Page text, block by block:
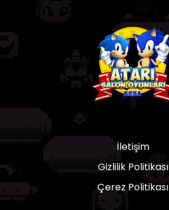
İletişim
Gizlilik Politikası
Çerez Politikası